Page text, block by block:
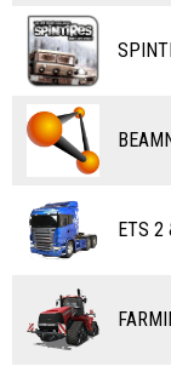
ТАНКИ
ПОЕЗДА
ВОДНЫЙ
САМОЛЕТЫ
RC ТРАНСПОРТ
КАРТЫ
КАРТЫ
ETS